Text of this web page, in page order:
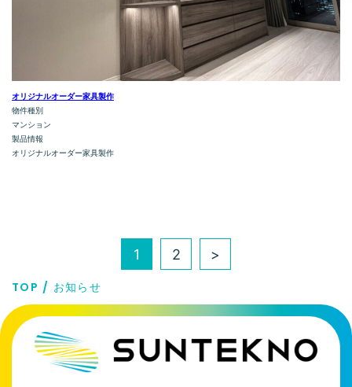
オリジナルオーダー家具製作
物件種別
マンション
製品情報
オリジナルオーダー家具製作
1 2 >
TOP お知らせ